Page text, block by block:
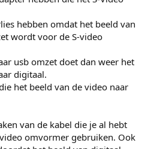
hebben omdat het beeld van
wordt voor de S-video
usb omzet doet dan weer het
digitaal.
het beeld van de video naar
van de kabel die je al hebt
omvormer gebruiken. Ook